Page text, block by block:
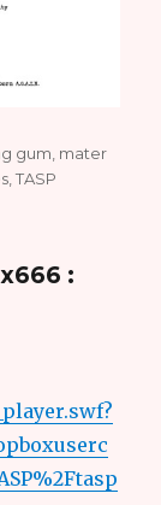
gum mater
,TASP
: